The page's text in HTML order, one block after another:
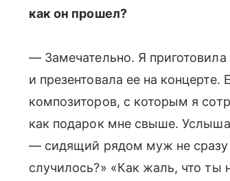
как он прошел?
— Замечательно. Я
и презентовала ее на
композиторов, с которым я
как подарок мне свыше.
— сидящий рядом муж не сразу
случилось?» «Как жаль, что